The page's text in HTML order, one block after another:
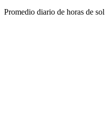
Promedio diario de horas de sol